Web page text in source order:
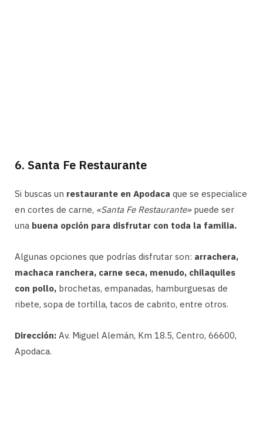
6. Santa Fe Restaurante
Si buscas un restaurante en Apodaca que se especialice
en cortes de carne, «Santa Fe Restaurante»puede ser
una buena opción para disfrutar con toda la familia.
Algunas opciones que podrías disfrutar son: arrachera,
machaca ranchera, carne seca, menudo, chilaquiles
con pollo, brochetas, empanadas, hamburguesas de
ribete, sopa de tortilla, tacos de cabrito, entre otros.
Dirección: Av. Miguel Alemán, Km 18.5, Centro, 66600,
Apodaca.